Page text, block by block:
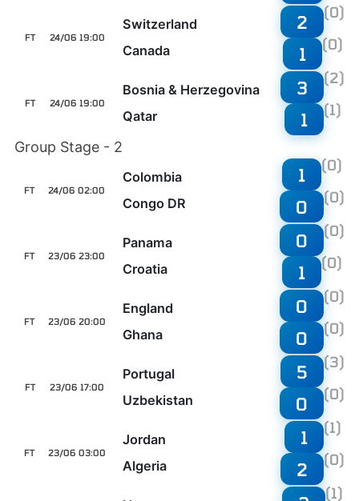
24/06 19:00
FT
Switzerland
Canada
2 (0)
1 (0)
24/06 19:00
FT
Bosnia & Herzegovina
Qatar
3 (2)
1 (1)
Group Stage - 2
24/06 02:00
FT
Colombia
Congo DR
1 (0)
0 (0)
23/06 23:00
FT
Panama
Croatia
0 (0)
1 (0)
23/06 20:00
FT
England
Ghana
0 (0)
0 (0)
23/06 17:00
FT
Portugal
Uzbekistan
5 (3)
0 (0)
23/06 03:00
FT
Jordan
Algeria
1 (1)
2 (0)
(1)